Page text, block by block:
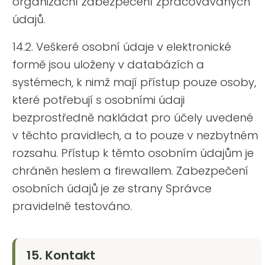
údajů.
14.2. Veškeré osobní údaje v elektronické
formě jsou uloženy v databázích a
systémech, k nimž mají přístup pouze osoby,
které potřebují s osobními údaji
bezprostředně nakládat pro účely uvedené
v těchto pravidlech, a to pouze v nezbytném
rozsahu. Přístup k těmto osobním údajům je
chráněn heslem a firewallem. Zabezpečení
osobních údajů je ze strany Správce
pravidelně testováno.
15. Kontakt